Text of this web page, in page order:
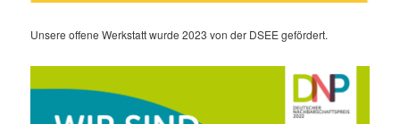
Unsere offene Werkstatt wurde 2023 von der DSEE gefördert.